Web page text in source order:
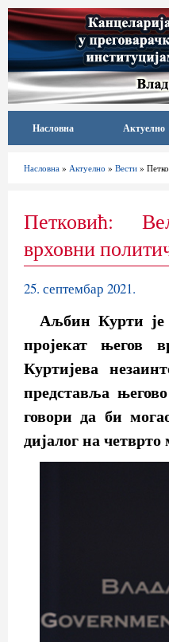
Насловна Актуелно
Насловна » Актуелно » Вести »
Петковић:
врховни
25. септембар 2021.
Аљбин Курти је
пројекат његов
Куртијева
представља
говори да би
дијалог на